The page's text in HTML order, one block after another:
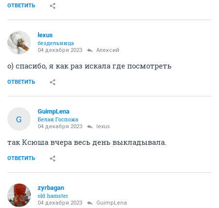
ОТВЕТИТЬ
lexus
бездельница
04 декабря 2023 Алексий
о) спасибо, я как раз искала где посмотреть
ОТВЕТИТЬ
G
GuimpLena
Белая Госпожа
04 декабря 2023 lexus
так Ксюша вчера весь день выкладывала.
ОТВЕТИТЬ
zyrbagan
old hamster
04 декабря 2023 GuimpLena